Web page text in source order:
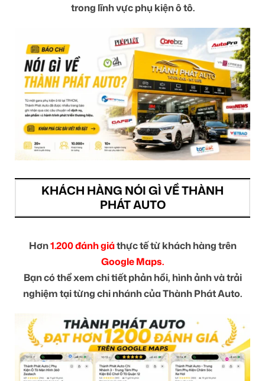
trong lĩnh vực phụ kiện ô tô.
KHÁCH HÀNG NÓI GÌ VỀ THÀNH
PHÁT AUTO
Hơn1.200 đánh giáthực tế từ khách hàng trên
Google Maps.
Bạn có thể xem chi tiết phản hồi, hình ảnh và trải
nghiệm tại từng chi nhánh của Thành Phát Auto.